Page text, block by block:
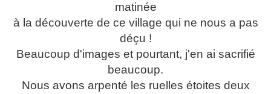
matinée
à la découverte de ce village qui ne nous a pas
déçu !
Beaucoup d'images et pourtant, j'en ai sacrifié
beaucoup.
Nous avons arpenté les ruelles étoites deux